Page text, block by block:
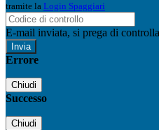
tramite la Login Spaggiari
E-mail inviata, si prega di
Errore
Chiudi
Successo
Chiudi